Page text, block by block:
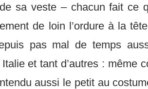
sa veste – chacun fait ce
de loin l’ordure à la
pas mal de temps
et tant d’autres : même
aussi le petit au